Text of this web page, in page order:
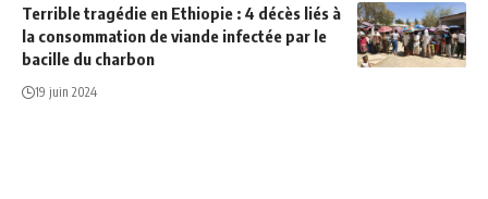
Terrible tragédie en Ethiopie : 4 décès liés à
la consommation de viande infectée par le
bacille du charbon
19 juin 2024